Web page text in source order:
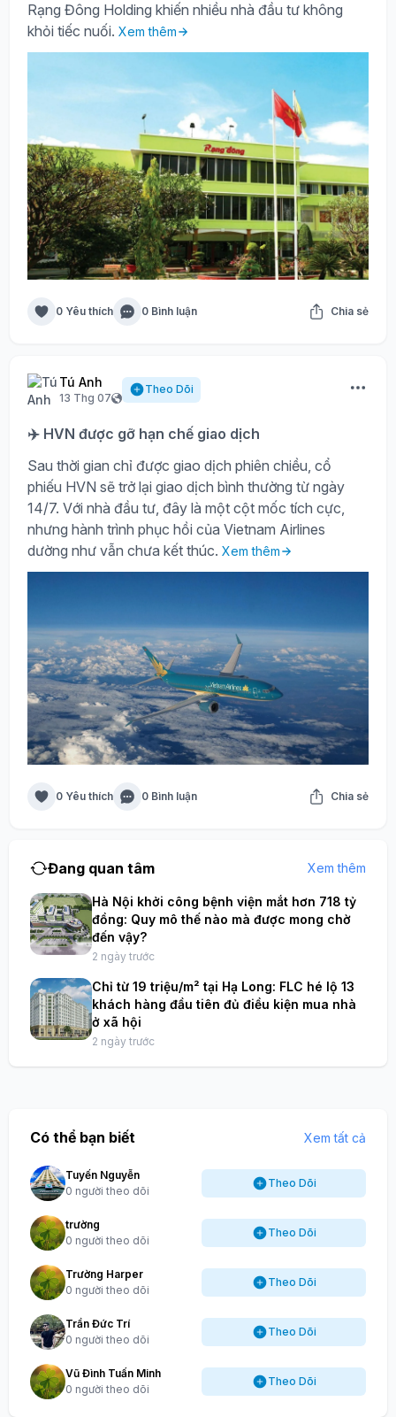
Rạng Đông Holding khiến nhiều nhà đầu tư không
khỏi tiếc nuối. Xem thêm
0 Yêu thích 0 Bình luận Chia sẻ
Tú Anh
13 Thg 07
Theo Dõi
✈️ HVN được gỡ hạn chế giao dịch
Sau thời gian chỉ được giao dịch phiên chiều, cổ
phiếu HVN sẽ trở lại giao dịch bình thường từ ngày
14/7. Với nhà đầu tư, đây là một cột mốc tích cực,
nhưng hành trình phục hồi của Vietnam Airlines
dường như vẫn chưa kết thúc. Xem thêm
0 Yêu thích 0 Bình luận Chia sẻ
Đang quan tâm Xem thêm
Hà Nội khởi công bệnh viện mắt hơn 718 tỷ
đồng: Quy mô thế nào mà được mong chờ
đến vậy?
2 ngày trước
Chỉ từ 19 triệu/m² tại Hạ Long: FLC hé lộ 13
khách hàng đầu tiên đủ điều kiện mua nhà
ở xã hội
2 ngày trước
Có thể bạn biết Xem tất cả
Tuyến Nguyễn
0 người theo dõi
Theo Dõi
trường
0 người theo dõi
Theo Dõi
Trường Harper
0 người theo dõi
Theo Dõi
Trần Đức Trí
0 người theo dõi
Theo Dõi
Vũ Đình Tuấn Minh
0 người theo dõi
Theo Dõi